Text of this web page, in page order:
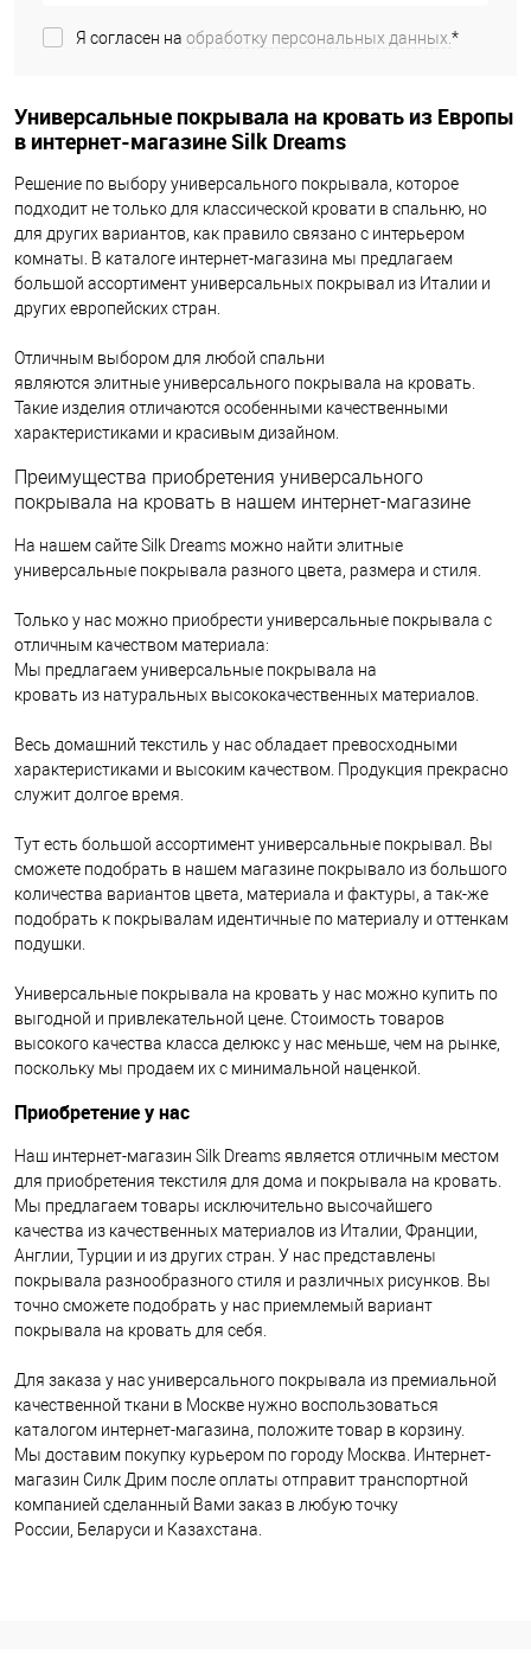
Я согласен на обработку персональных данных.*
Универсальные покрывала на кровать из Европы
в интернет-магазине Silk Dreams
Решение по выбору универсального покрывала, которое
подходит не только для классической кровати в спальню, но
для других вариантов, как правило связано с интерьером
комнаты. В каталоге интернет-магазина мы предлагаем
большой ассортимент универсальных покрывал из Италии и
других европейских стран.
Отличным выбором для любой спальни
являются элитные универсального покрывала на кровать.
Такие изделия отличаются особенными качественными
характеристиками и красивым дизайном.
Преимущества приобретения универсального
покрывала на кровать в нашем интернет-магазине
На нашем сайте Silk Dreams можно найти элитные
универсальные покрывала разного цвета, размера и стиля.
Только у нас можно приобрести универсальные покрывала с
отличным качеством материала:
Мы предлагаем универсальные покрывала на
кровать из натуральных высококачественных материалов.
Весь домашний текстиль у нас обладает превосходными
характеристиками и высоким качеством. Продукция прекрасно
служит долгое время.
Тут есть большой ассортимент универсальные покрывал. Вы
сможете подобрать в нашем магазине покрывало из большого
количества вариантов цвета, материала и фактуры, а так-же
подобрать к покрывалам идентичные по материалу и оттенкам
подушки.
Универсальные покрывала на кровать у нас можно купить по
выгодной и привлекательной цене. Стоимость товаров
высокого качества класса делюкс у нас меньше, чем на рынке,
поскольку мы продаем их с минимальной наценкой.
Приобретение у нас
Наш интернет-магазин Silk Dreams является отличным местом
для приобретения текстиля для дома и покрывала на кровать.
Мы предлагаем товары исключительно высочайшего
качества из качественных материалов из Италии, Франции,
Англии, Турции и из других стран. У нас представлены
покрывала разнообразного стиля и различных рисунков. Вы
точно сможете подобрать у нас приемлемый вариант
покрывала на кровать для себя.
Для заказа у нас универсального покрывала из премиальной
качественной ткани в Москве нужно воспользоваться
каталогом интернет-магазина, положите товар в корзину.
Мы доставим покупку курьером по городу Москва. Интернет-
магазин Силк Дрим после оплаты отправит транспортной
компанией сделанный Вами заказ в любую точку
России, Беларуси и Казахстана.